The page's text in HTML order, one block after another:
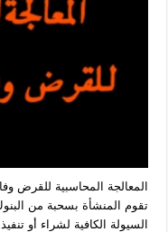
المعالجة المحاسبية للقرض
تقوم المنشأة بسحبة من
السيولة الكافية لشراء أو